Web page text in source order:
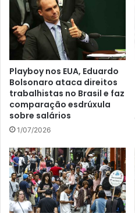
Playboy nos EUA, Eduardo
Bolsonaro ataca direitos
trabalhistas no Brasil e faz
comparação esdrúxula
sobre salários
1/07/2026